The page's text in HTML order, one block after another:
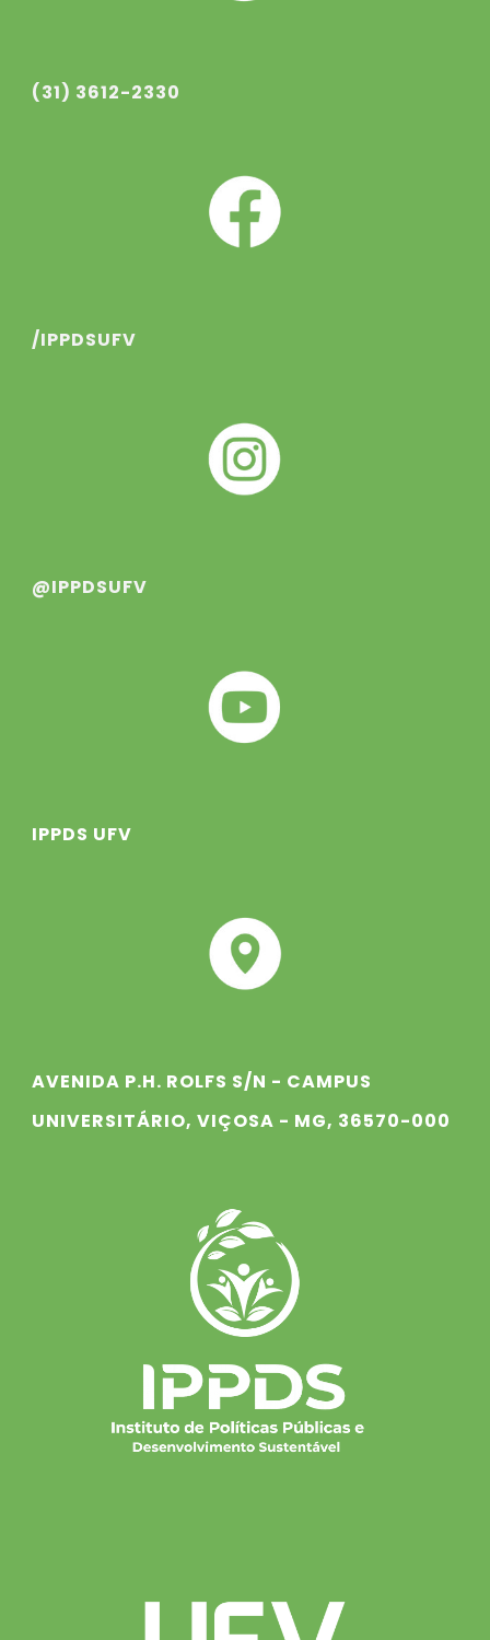
(31) 3612-2330
/IPPDSUFV
@IPPDSUFV
IPPDS UFV
AVENIDA P.H. ROLFS S/N - CAMPUS
UNIVERSITÁRIO, VIÇOSA - MG, 36570-000